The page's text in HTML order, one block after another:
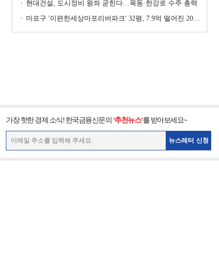
현대건설, 도시정비 왕좌 굳힌다…목동·한강로 수주 총력
마포구 '이편한세상마포리버파크' 32평, 7.9억 떨어진 20.4억원에 거래 [일일 하락가]
가장 핫한 경제 소식! 한국금융신문의 ‘추천뉴스’를 받아보세요~
뉴스레터 신청